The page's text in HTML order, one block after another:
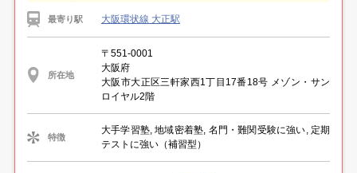
最寄り駅 大阪環状線 大正駅
所在地
〒551-0001
大阪府
大阪市大正区三軒家西1丁目17番18号 メゾン・サン
ロイヤル2階
特徴
大手学習塾, 地域密着塾, 名門・難関受験に強い, 定期
テストに強い（補習型）